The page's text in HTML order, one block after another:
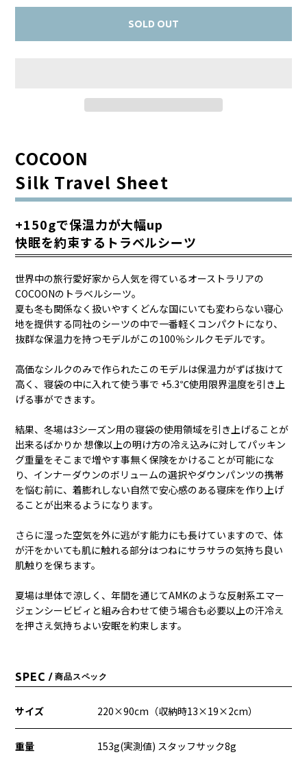
SOLD OUT
COCOON
Silk Travel Sheet
+150gで保温力が大幅up
快眠を約束するトラベルシーツ
世界中の旅行愛好家から人気を得ているオーストラリアの
COCOONのトラベルシーツ。
夏も冬も関係なく扱いやすくどんな国にいても変わらない寝心
地を提供する同社のシーツの中で一番軽くコンパクトになり、
抜群な保温力を持つモデルがこの100％シルクモデルです。
高価なシルクのみで作られたこのモデルは保温力がずば抜けて
高く、寝袋の中に入れて使う事で +5.3℃使用限界温度を引き上
げる事ができます。
結果、冬場は3シーズン用の寝袋の使用領域を引き上げることが
出来るばかりか 想像以上の明け方の冷え込みに対してパッキン
グ重量をそこまで増やす事無く保険をかけることが可能にな
り、インナーダウンのボリュームの選択やダウンパンツの携帯
を悩む前に、着膨れしない自然で安心感のある寝床を作り上げ
ることが出来るようになります。
さらに湿った空気を外に逃がす能力にも長けていますので、体
が汗をかいても肌に触れる部分はつねにサラサラの気持ち良い
肌触りを保ちます。
夏場は単体で涼しく、年間を通じてAMKのような反射系エマー
ジェンシービビィと組み合わせて使う場合も必要以上の汗冷え
を押さえ気持ちよい安眠を約束します。
SPEC / 商品スペック
サイズ 220×90cm（収納時13×19×2cm）
重量 153g(実測値) スタッフサック8g